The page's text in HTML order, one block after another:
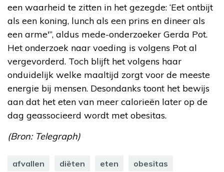
een waarheid te zitten in het gezegde: ‘Eet ontbijt
als een koning, lunch als een prins en dineer als
een arme'”, aldus mede-onderzoeker Gerda Pot.
Het onderzoek naar voeding is volgens Pot al
vergevorderd. Toch blijft het volgens haar
onduidelijk welke maaltijd zorgt voor de meeste
energie bij mensen. Desondanks toont het bewijs
aan dat het eten van meer calorieën later op de
dag geassocieerd wordt met obesitas.
(Bron: Telegraph)
afvallen diëten eten obesitas